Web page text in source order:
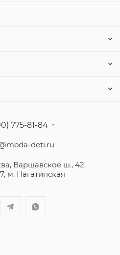
775-81-84
deti.ru
Варшавское ш., 42,
м. Нагатинская